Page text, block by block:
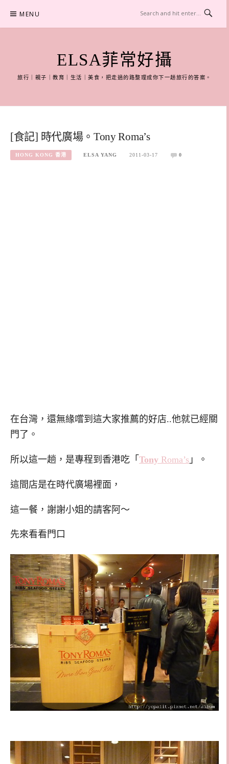
content
MENU
ELSA菲常好攝
旅行｜親子｜教育｜生活｜美食，把走過的路整理成你下一趟旅行的答案。
[食記] 時代廣場。Tony Roma’s
HONG KONG 香港 ELSA YANG 2011-03-17 0
在台灣，還無緣嚐到這大家推薦的好店..他就已經關
門了。
所以這一趟，是專程到香港吃「 Tony Roma’s 」。
這間店是在時代廣場裡面，
這一餐，謝謝小姐的請客阿～
先來看看門口